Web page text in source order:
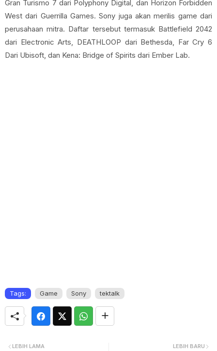
Gran Turismo 7 dari Polyphony Digital, dan Horizon Forbidden
West dari Guerrilla Games. Sony juga akan merilis game dari
perusahaan mitra. Daftar tersebut termasuk Battlefield 2042
dari Electronic Arts, DEATHLOOP dari Bethesda, Far Cry 6
Dari Ubisoft, dan Kena: Bridge of Spirits dari Ember Lab.
Tags: Game Sony tektalk
LEBIH BARU
LEBIH LAMA